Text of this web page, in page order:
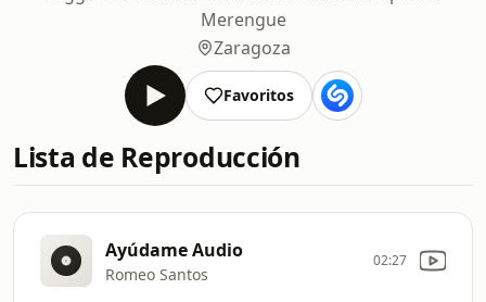
Merengue
Zaragoza
Favoritos
Lista de Reproducción
Ayúdame Audio
Romeo Santos
02:27